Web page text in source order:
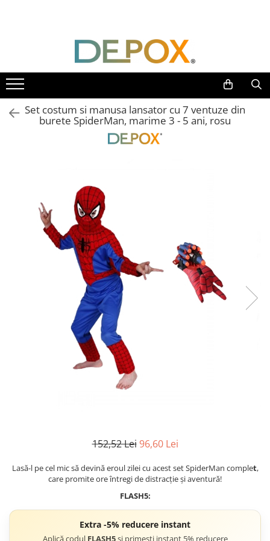
Toate Produsele
SPORT & TIMP LIBER
AUTOAPARARE
Pumnaluri si boxuri
Bastoane telescopice si nunceaguri
VANATOARE, DRUMETII & CAMPING
Cutite vanatoare
Briceaguri fluture & antrenament
Accesorii tactice si sport
Accesori camping & drumetii
Seturi de cutite & accesorii
vanatoare si tactice
BINOCLURI & LUNETE
Prastii profesionale de vanatoare
ARTICOLE SUPORTERI
SPORTURI DE ECHIPA
Costume si seturi pentru copii
Accesorii costume copii
Set costum si manusa lansator cu 7 ventuze din
burete SpiderMan, marime 3 - 5 ani, rosu
152,52 Lei 96,60 Lei
Lasă-l pe cel mic să devină eroul zilei cu acest set SpiderMan complet,
care promite ore întregi de distracție și aventură!
FLASH5:
Extra -5% reducere instant
Aplică codul FLASH5și primești instant 5% reducere